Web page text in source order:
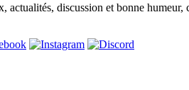
discussion et bonne